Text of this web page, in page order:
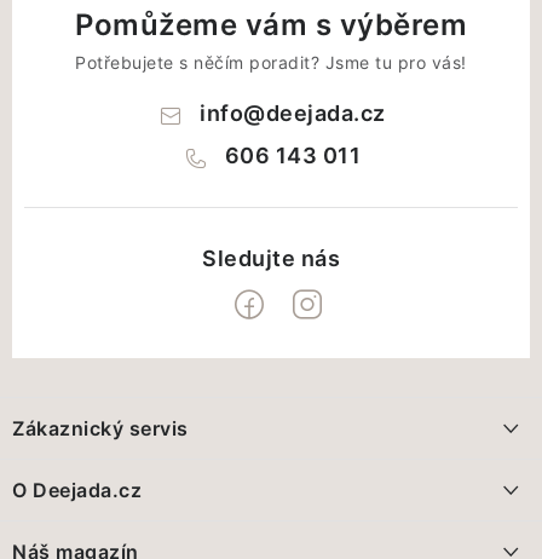
Pomůžeme vám s výběrem
Potřebujete s něčím poradit? Jsme tu pro vás!
info@deejada.cz
606 143 011
p
a
Zákaznický servis
O Deejada.cz
Náš magazín